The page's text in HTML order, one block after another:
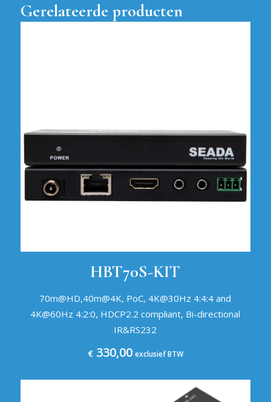
Gerelateerde producten
HBT70S-KIT
70m@HD,40m@4K, PoC, 4K@30Hz 4:4:4 and
4K@60Hz 4:2:0, HDCP2.2 compliant, Bi-directional
IR&RS232
€330,00 exclusief BTW